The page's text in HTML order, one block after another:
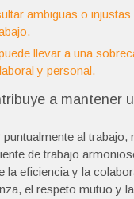
ambiguas o
llevar a una
y personal.
a mantener
al
de trabajo
la eficiencia y la
el respeto mutuo y